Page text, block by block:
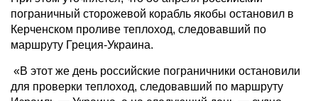
пограничный сторожевой корабль якобы остановил в
Керченском проливе теплоход, следовавший по
маршруту Греция-Украина.
«В этот же день российские пограничники остановили
для проверки теплоход, следовавший по маршруту